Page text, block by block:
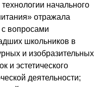
начального
отражала
с вопросами
школьников в
и изобразительных
и эстетического
деятельности;